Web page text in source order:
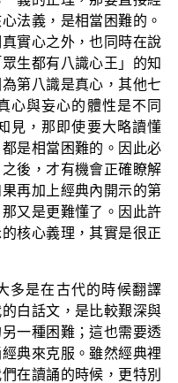
法義，是相當困難的。
實心之外，也同時在說
生都有八識心王」的知
第八識是真心，其他七
心與妄心的體性是不同
見，那即使要大略讀懂
是相當困難的。因此必
後，才有機會正確瞭解
再加上經典內開示的第
又是更難懂了。因此許
核心義理，其實是很正
多是在古代的時候翻譯
白話文，是比較艱深與
一種困難；這也需要透
典來克服。雖然經典裡
在讀誦的時候，更特別